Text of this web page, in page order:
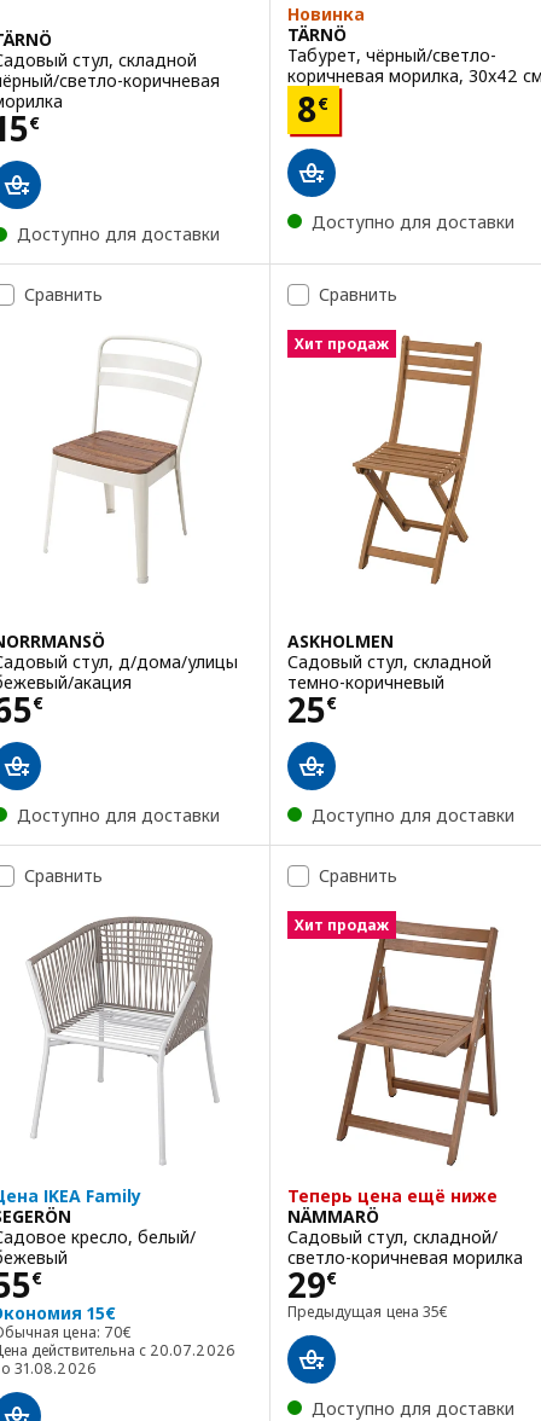
стул, складной
светло-коричневая
€ 15€
Доступно для доставки
Новинка
TÄRNÖ
Табурет, чёрный/светло-
коричневая морилка, 30x42
8€
Цена 8€
Доступно для доставки
Сравнить
стул, д/дома/улицы
акация
€ 65€
Доступно для доставки
Сравнить
Хит продаж
ASKHOLMEN
Садовый стул, складной
темно-коричневый
25€
Цена 25€
Доступно для доставки
Сравнить
IKEA Family
кресло, белый/
€ 55€
15€
цена: 70€
Обычная цена: 70€
действительна с 20.07.2026
31.08.2026
Сравнить
Хит продаж
Теперь цена ещё ниже
NÄMMARÖ
Садовый стул, складной/
светло-коричневая морилка
29€
Цена 29€
Предыдущая цена 35€
Предыдущая
Доступно для доставки